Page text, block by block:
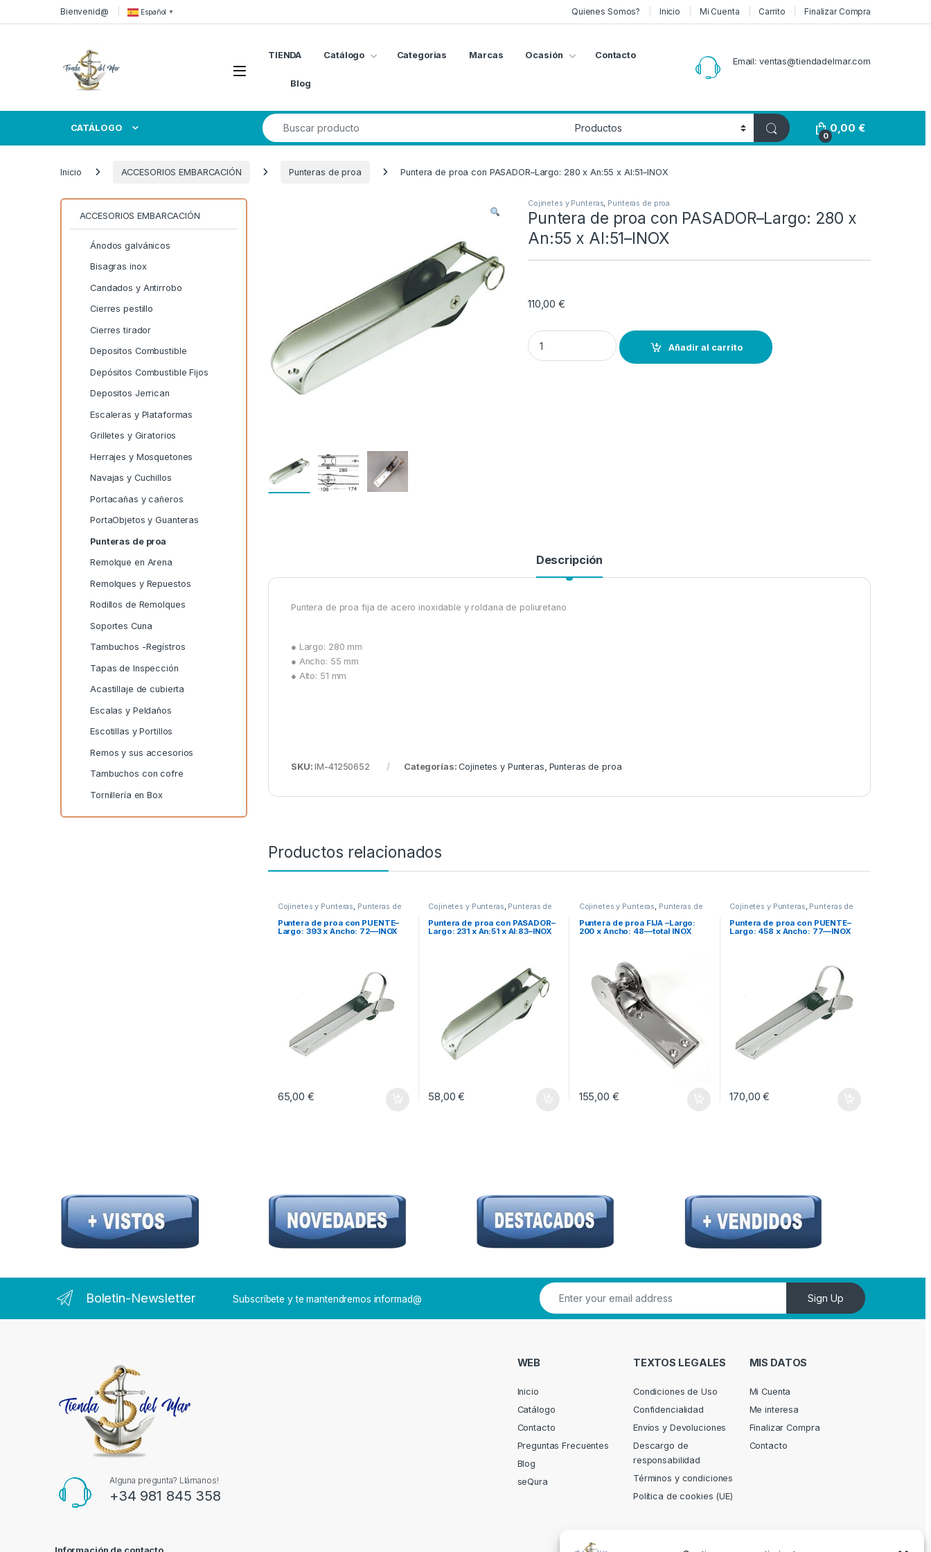
Skip to navigation
Skip to contentBienvenid@ Español ▼ Quienes Somos? Inicio Mi Cuenta Carrito Finalizar Compra
Open
TIENDA Catálogo Categorias Marcas Ocasión Contacto
Blog
Email: ventas@tiendadelmar.com
CATÁLOGO
Search for:
0
0,00€
Inicio ACCESORIOS EMBARCACIÓN Punteras de proa Puntera de proa con PASADOR–Largo: 280 x An:55 x Al:51–INOX
Cojinetes y Punteras Punteras de proa
Puntera de proa con PASADOR–Largo: 280 x
An:55 x Al:51–INOX
110,00€
Puntera de proa con PASADOR--Largo: 280 x An:55 x Al:51--INOX quantity
Añadir al carrito
Descripción
Puntera de proa fija de acero inoxidable y roldana de poliuretano
● Largo: 280 mm
● Ancho: 55 mm
● Alto: 51 mm
SKU:IM-41250652 Categorías:Cojinetes y Punteras, Punteras de proa
Productos relacionados
Cojinetes y Punteras, Punteras de
Puntera de proa con PUENTE–
Largo: 393 x Ancho: 72—INOX
65,00 €
Cojinetes y Punteras, Punteras de
Puntera de proa con PASADOR–
Largo: 231 x An:51 x Al:83–INOX
58,00€
Cojinetes y Punteras, Punteras de
Puntera de proa FIJA –Largo:
200 x Ancho: 48—total INOX
155,00 €
Cojinetes y Punteras, Punteras de
Puntera de proa con PUENTE–
Largo: 458 x Ancho: 77—INOX
170,00€
ACCESORIOS EMBARCACIÓN
Ánodos galvánicos
Bisagras inox
Candados y Antirrobo
Cierres pestillo
Cierres tirador
Depositos Combustible
Depósitos Combustible Fijos
Depositos Jerrican
Escaleras y Plataformas
Grilletes y Giratorios
Herrajes y Mosquetones
Navajas y Cuchillos
Portacañas y cañeros
PortaObjetos y Guanteras
Punteras de proa
Remolque en Arena
Remolques y Repuestos
Rodillos de Remolques
Soportes Cuna
Tambuchos -Regístros
Tapas de Inspección
Acastillaje de cubierta
Escalas y Peldaños
Escotillas y Portillos
Remos y sus accesorios
Tambuchos con cofre
Tornillería en Box
Boletin-Newsletter Subscríbete y te mantendremos informad@ Sign Up
Alguna pregunta? Llámanos!
+34 981 845 358
WEB
Inicio
Catálogo
Contacto
Preguntas Frecuentes
Blog
seQura
TEXTOS LEGALES
Condiciones de Uso
Confidencialidad
Envíos y Devoluciones
Descargo de
responsabilidad
Términos y condiciones
Política de cookies (UE)
MIS DATOS
Mi Cuenta
Me interesa
Finalizar Compra
Contacto